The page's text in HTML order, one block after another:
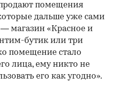
помещения
дальше уже сами
магазин «Красное и
бутик или три
помещение стало
лица, ему никто не
его как угодно».